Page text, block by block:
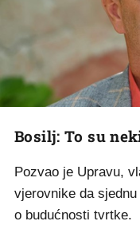
Bosilj: To su
Pozvao je Upravu,
vjerovnike da
o budućnosti tvrtke.